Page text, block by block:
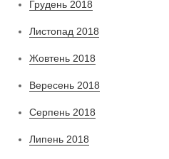
Грудень 2018
Листопад 2018
Жовтень 2018
Вересень 2018
Серпень 2018
Липень 2018